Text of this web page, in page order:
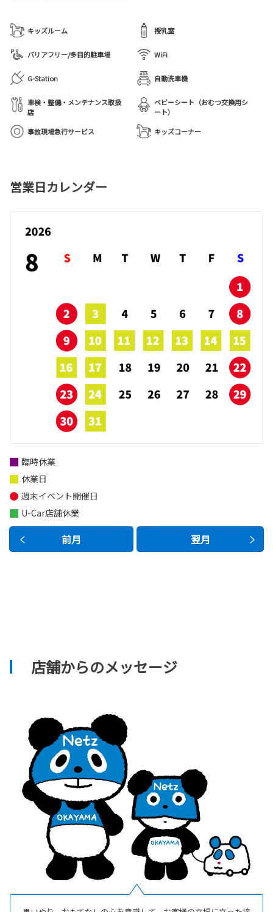
キッズルーム 授乳室
バリアフリー/多目的駐車場 WiFi
G-Station 自動洗車機
車検・整備・メンテナンス取扱
店
ベビーシート（おむつ交換用シ
ート）
事故現場急行サービス
キッズコーナー
営業日カレンダー
前月 翌月
臨時休業
休業日
週末イベント開催日
U-Car店舗休業
店舗からのメッセージ